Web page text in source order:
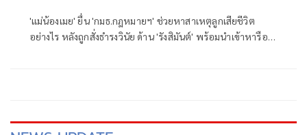
'แม่น้องเมย' ยื่น 'กมธ.กฎหมายฯ' ช่วยหาสาเหตุลูกเสียชีวิต
อย่างไร หลังถูกสั่งธำรงวินัย ด้าน 'รังสิมันต์' พร้อมนำเข้าหารือ